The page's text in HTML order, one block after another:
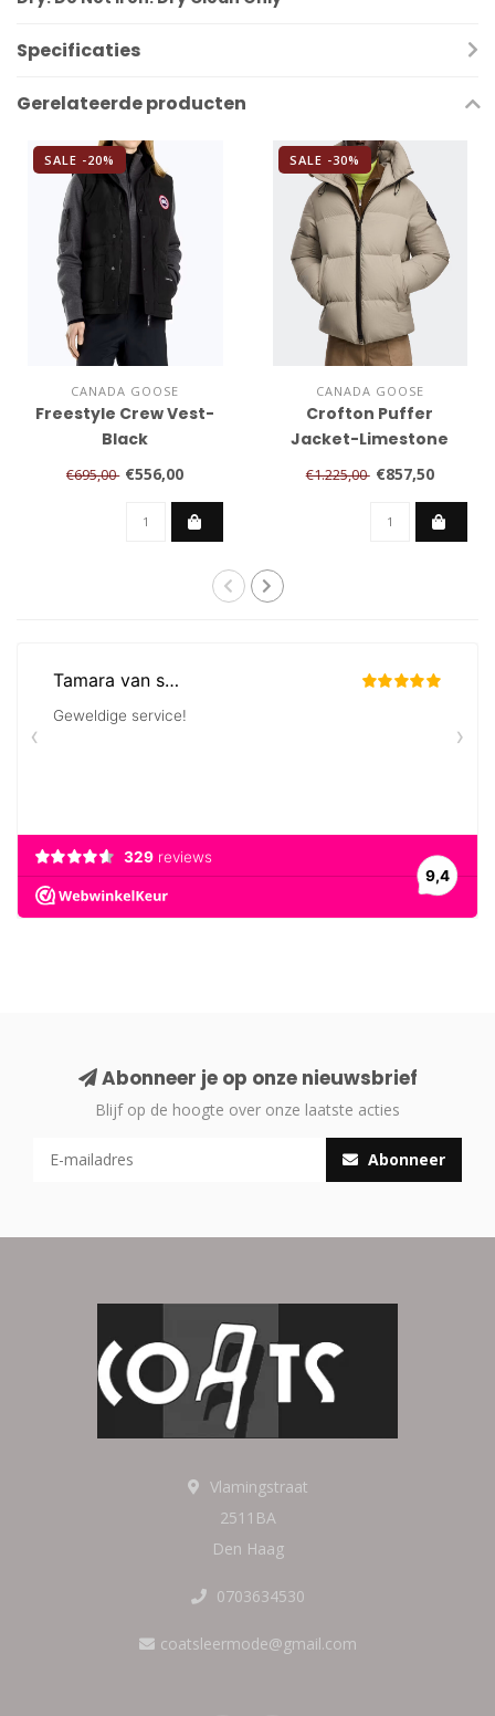
Specificaties
Gerelateerde producten
SALE -20%
CANADA GOOSE
Freestyle Crew Vest-
Black
€695,00 €556,00
SALE -30%
CANADA GOOSE
Crofton Puffer
Jacket-Limestone
€1.225,00 €857,50
Abonneer je op onze nieuwsbrief
Blijf op de hoogte over onze laatste acties
Abonneer
Vlamingstraat
2511BA
Den Haag
0703634530
coatsleermode@gmail.com